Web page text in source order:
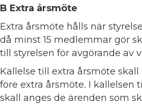
B Extra årsmöte
Extra årsmöte hålls när
då minst 15 medlemmar gör
till styrelsen för avgörande av
Kallelse till extra årsmöte
före extra årsmöte. I kallelsen
skall anges de ärenden som